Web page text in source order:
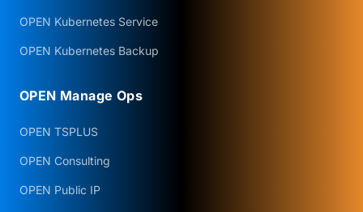
OPEN Kubernetes Service
OPEN Kubernetes Backup
OPEN Manage Ops
OPEN TSPLUS
OPEN Consulting
OPEN Public IP